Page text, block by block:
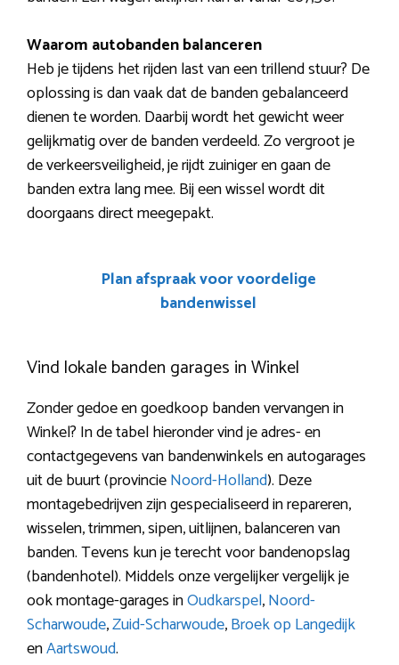
Waarom autobanden balanceren
Heb je tijdens het rijden last van een trillend stuur? De
oplossing is dan vaak dat de banden gebalanceerd
dienen te worden. Daarbij wordt het gewicht weer
gelijkmatig over de banden verdeeld. Zo vergroot je
de verkeersveiligheid, je rijdt zuiniger en gaan de
banden extra lang mee. Bij een wissel wordt dit
doorgaans direct meegepakt.
Plan afspraak voor voordelige
bandenwissel
Vind lokale banden garages in Winkel
Zonder gedoe en goedkoop banden vervangen in
Winkel? In de tabel hieronder vind je adres- en
contactgegevens van bandenwinkels en autogarages
uit de buurt (provincieNoord-Holland). Deze
montagebedrijven zijn gespecialiseerd in repareren,
wisselen, trimmen, sipen, uitlijnen, balanceren van
banden. Tevens kun je terecht voor bandenopslag
(bandenhotel). Middels onze vergelijker vergelijk je
ook montage-garages inOudkarspel,Noord-
Scharwoude,Zuid-Scharwoude,Broek op Langedijk
enAartswoud.